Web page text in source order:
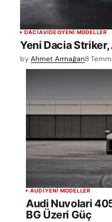
DACIAVIDEOYENİ MODELLER
Yeni Dacia Striker,
byAhmet Armağan8
AUDIYENİ MODELLER
Audi Nuvolari
BG Üzeri Güç